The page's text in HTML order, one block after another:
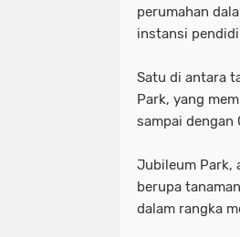
perumahan
instansi
Satu di antara
Park, yang
sampai dengan
Jubileum Park,
berupa
dalam rangka